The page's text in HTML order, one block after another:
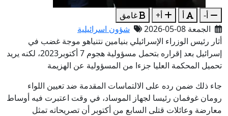
أ- أ أ+
غامق
الجمعة 08-05-2026
شؤون اسرائيلية
أثار رئيس الوزراء الإسرائيلي بنيامين نتنياهو موجة غضب في
إسرائيل بعد إقراره بتحمل مسؤولية هجوم 7 أكتوبر2023، لكنه يريد
تحميل المحكمة العليا جزءا من المسؤولية عن الهزيمة
جاء ذلك ضمن رده على الالتماسات المقدمة ضد تعيين اللواء
رومان غوفمان رئيسا لجهاز الموساد، في وقت اعتبرت فيه أوساط
معارضة وعائلات قتلى السابع من أكتوبر أن تصريحاته تمثل